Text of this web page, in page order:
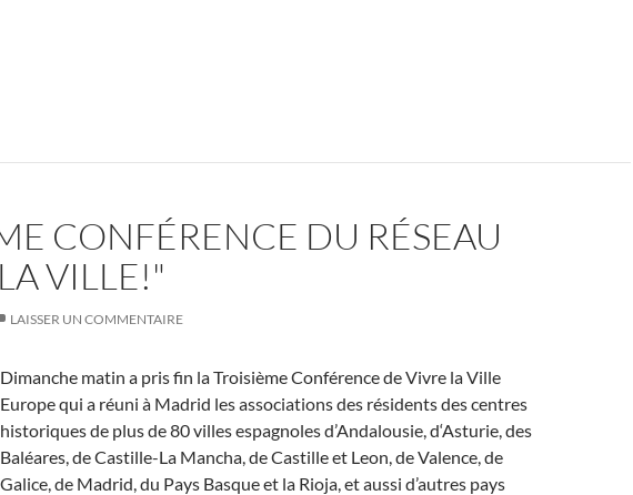
CONFÉRENCE DU RÉSEAU
VILLE!"
LAISSER UN COMMENTAIRE
Dimanche matin a pris fin la Troisième Conférence de Vivre la Ville
Europe qui a réuni à Madrid les associations des résidents des centres
historiques de plus de 80 villes espagnoles d’Andalousie, d‘Asturie, des
Baléares, de Castille-La Mancha, de Castille et Leon, de Valence, de
Galice, de Madrid, du Pays Basque et la Rioja, et aussi d’autres pays